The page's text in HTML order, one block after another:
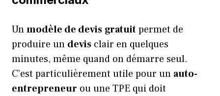
Unmodèle de devis gratuitpermet de
produire un devis clair en quelques
minutes, même quand on démarre seul.
C’est particulièrement utile pour un auto-
entrepreneur ou une TPE qui doit